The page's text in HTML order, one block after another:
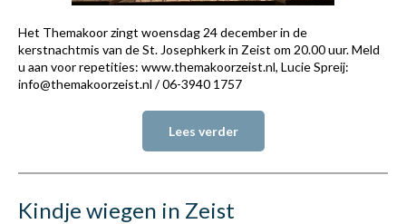
Het Themakoor zingt woensdag 24 december in de
kerstnachtmis van de St. Josephkerk in Zeist om 20.00 uur. Meld
u aan voor repetities: www.themakoorzeist.nl, Lucie Spreij:
info@themakoorzeist.nl / 06-3940 1757
Lees verder
Kindje wiegen in Zeist